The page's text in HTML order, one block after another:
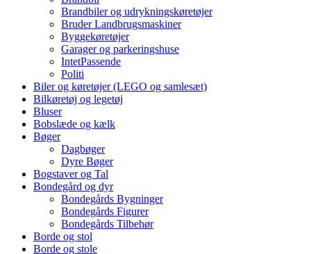
Brandbiler og udrykningskøretøjer
Bruder Landbrugsmaskiner
Byggekøretøjer
Garager og parkeringshuse
IntetPassende
Politi
Biler og køretøjer (LEGO og samlesæt)
Bilkøretøj og legetøj
Bluser
Bobslæde og kælk
Bøger
Dagbøger
Dyre Bøger
Bogstaver og Tal
Bondegård og dyr
Bondegårds Bygninger
Bondegårds Figurer
Bondegårds Tilbehør
Borde og stol
Borde og stole